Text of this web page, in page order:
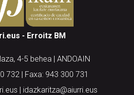
- Erroitz BM
4-5 behea | ANDOAIN
732 | Faxa: 943 300 731
| idazkaritza@aiurri.eus